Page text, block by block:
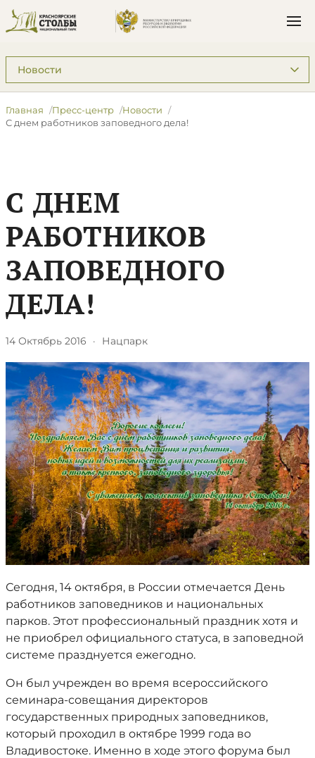
Подразделы: Пресс-центр
Главная Пресс-центр
Новости
С днем работников заповедного дела!
С ДНЕМ
РАБОТНИКОВ
ЗАПОВЕДНОГО
ДЕЛА!
14 Октябрь 2016 · Нацпарк
Сегодня, 14 октября, в России отмечается День
работников заповедников и национальных
парков. Этот профессиональный праздник хотя и
не приобрел официального статуса, в заповедной
системе празднуется ежегодно.
Он был учрежден во время всероссийского
семинара-совещания директоров
государственных природных заповедников,
который проходил в октябре 1999 года во
Владивостоке. Именно в ходе этого форума был